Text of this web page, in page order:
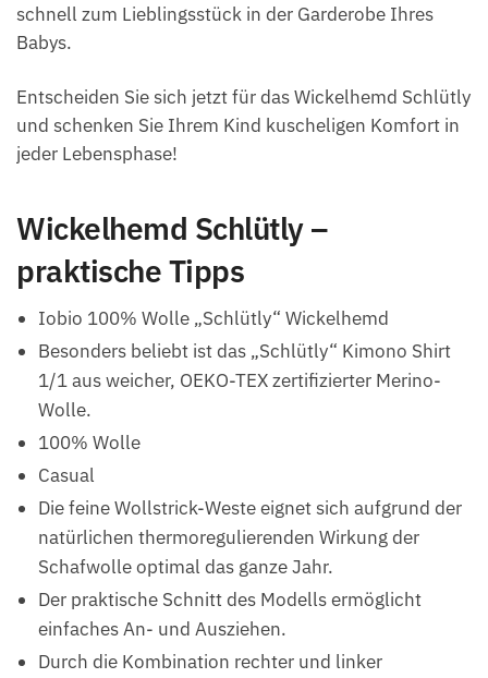
schnell zum Lieblingsstück in der Garderobe Ihres
Babys.
Entscheiden Sie sich jetzt für das Wickelhemd Schlütly
und schenken Sie Ihrem Kind kuscheligen Komfort in
jeder Lebensphase!
Wickelhemd Schlütly –
praktische Tipps
Iobio 100% Wolle „Schlütly“ Wickelhemd
Besonders beliebt ist das „Schlütly“ Kimono Shirt
1/1 aus weicher, OEKO-TEX zertifizierter Merino-
Wolle.
100% Wolle
Casual
Die feine Wollstrick-Weste eignet sich aufgrund der
natürlichen thermoregulierenden Wirkung der
Schafwolle optimal das ganze Jahr.
Der praktische Schnitt des Modells ermöglicht
einfaches An- und Ausziehen.
Durch die Kombination rechter und linker